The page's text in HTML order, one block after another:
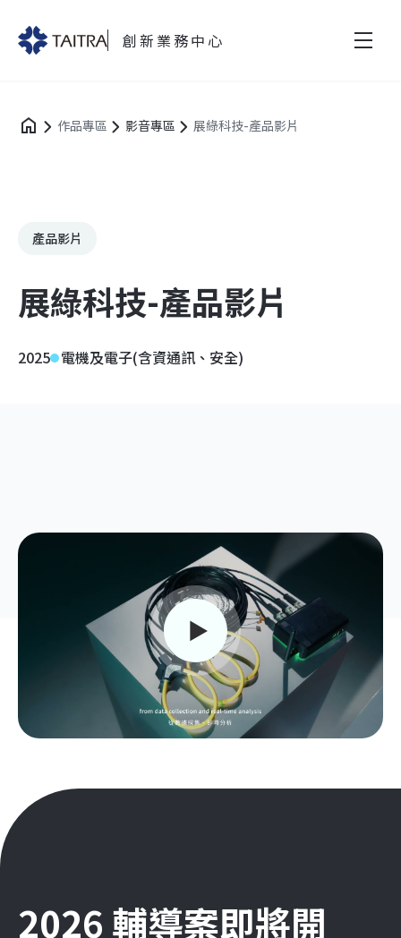
創新業務中心
作品專區 影音專區 展綠科技-產品影片
產品影片
展綠科技-產品影片
2025 電機及電子(含資通訊、安全)
2026 輔導案即將開